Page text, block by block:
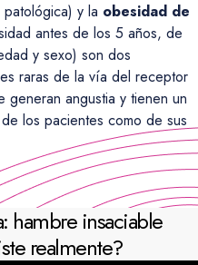
y la obesidad de
antes de los 5 años, de
y sexo) son dos
raras de la vía del receptor
generan angustia y tienen un
los pacientes como de sus
hambre insaciable
realmente?